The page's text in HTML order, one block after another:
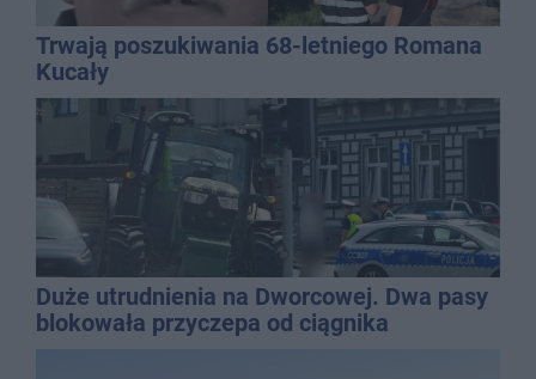
Trwają poszukiwania 68-letniego Romana
Kucały
Duże utrudnienia na Dworcowej. Dwa pasy
blokowała przyczepa od ciągnika